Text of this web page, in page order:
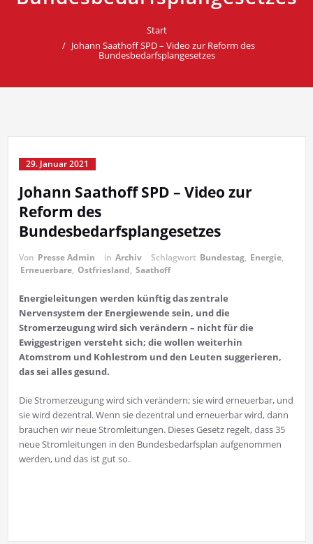
Start
Johann Saathoff SPD – Video zur Reform des
Bundesbedarfsplangesetzes
29. Januar 2021
Johann Saathoff SPD – Video zur
Reform des
Bundesbedarfsplangesetzes
Von Presse Admin in Archiv Schlagwort Bundestag, Energie,
Erneuerbare, Ostfriesland, Saathoff
Energieleitungen werden künftig das zentrale
Nervensystem der Energiewende sein, und die
Stromerzeugung wird sich verändern – nicht für die
Ewiggestrigen versteht sich; die wollen weiterhin
Atomstrom und Kohlestrom und den Leuten suggerieren,
das sei alles gesund.
Die Stromerzeugung wird sich verändern; sie wird erneuerbar, und
sie wird dezentral. Wenn sie dezentral und erneuerbar wird, dann
brauchen wir neue Stromleitungen. Dieses Gesetz regelt, dass 35
neue Stromleitungen in den Bundesbedarfsplan aufgenommen
werden, und das ist gut so.